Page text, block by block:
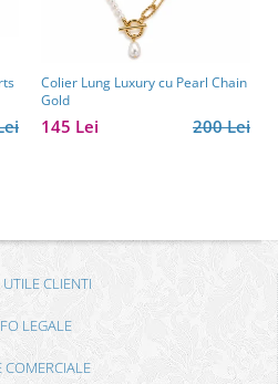
Colier Lung Luxury cu Pearl Chain
Gold
200 Lei
145 Lei
CLIENTI
LEGALE
COMERCIALE